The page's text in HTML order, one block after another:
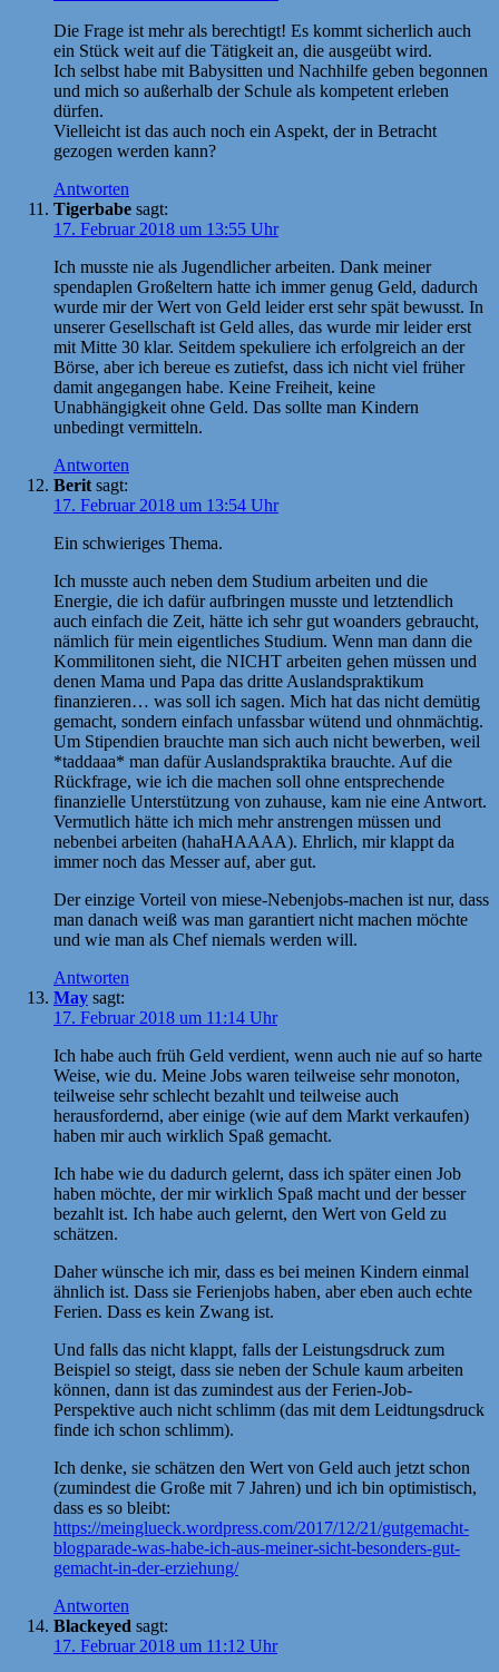
Die Frage ist mehr als berechtigt! Es kommt sicherlich auch
ein Stück weit auf die Tätigkeit an, die ausgeübt wird.
Ich selbst habe mit Babysitten und Nachhilfe geben begonnen
und mich so außerhalb der Schule als kompetent erleben
dürfen.
Vielleicht ist das auch noch ein Aspekt, der in Betracht
gezogen werden kann?
Antworten
Tigerbabe sagt:
17. Februar 2018 um 13:55 Uhr
Ich musste nie als Jugendlicher arbeiten. Dank meiner
spendaplen Großeltern hatte ich immer genug Geld, dadurch
wurde mir der Wert von Geld leider erst sehr spät bewusst. In
unserer Gesellschaft ist Geld alles, das wurde mir leider erst
mit Mitte 30 klar. Seitdem spekuliere ich erfolgreich an der
Börse, aber ich bereue es zutiefst, dass ich nicht viel früher
damit angegangen habe. Keine Freiheit, keine
Unabhängigkeit ohne Geld. Das sollte man Kindern
unbedingt vermitteln.
Antworten
Berit sagt:
17. Februar 2018 um 13:54 Uhr
Ein schwieriges Thema.
Ich musste auch neben dem Studium arbeiten und die
Energie, die ich dafür aufbringen musste und letztendlich
auch einfach die Zeit, hätte ich sehr gut woanders gebraucht,
nämlich für mein eigentliches Studium. Wenn man dann die
Kommilitonen sieht, die NICHT arbeiten gehen müssen und
denen Mama und Papa das dritte Auslandspraktikum
finanzieren… was soll ich sagen. Mich hat das nicht demütig
gemacht, sondern einfach unfassbar wütend und ohnmächtig.
Um Stipendien brauchte man sich auch nicht bewerben, weil
*taddaaa* man dafür Auslandspraktika brauchte. Auf die
Rückfrage, wie ich die machen soll ohne entsprechende
finanzielle Unterstützung von zuhause, kam nie eine Antwort.
Vermutlich hätte ich mich mehr anstrengen müssen und
nebenbei arbeiten (hahaHAAAA). Ehrlich, mir klappt da
immer noch das Messer auf, aber gut.
Der einzige Vorteil von miese-Nebenjobs-machen ist nur, dass
man danach weiß was man garantiert nicht machen möchte
und wie man als Chef niemals werden will.
Antworten
May sagt:
17. Februar 2018 um 11:14 Uhr
Ich habe auch früh Geld verdient, wenn auch nie auf so harte
Weise, wie du. Meine Jobs waren teilweise sehr monoton,
teilweise sehr schlecht bezahlt und teilweise auch
herausfordernd, aber einige (wie auf dem Markt verkaufen)
haben mir auch wirklich Spaß gemacht.
Ich habe wie du dadurch gelernt, dass ich später einen Job
haben möchte, der mir wirklich Spaß macht und der besser
bezahlt ist. Ich habe auch gelernt, den Wert von Geld zu
schätzen.
Daher wünsche ich mir, dass es bei meinen Kindern einmal
ähnlich ist. Dass sie Ferienjobs haben, aber eben auch echte
Ferien. Dass es kein Zwang ist.
Und falls das nicht klappt, falls der Leistungsdruck zum
Beispiel so steigt, dass sie neben der Schule kaum arbeiten
können, dann ist das zumindest aus der Ferien-Job-
Perspektive auch nicht schlimm (das mit dem Leidtungsdruck
finde ich schon schlimm).
Ich denke, sie schätzen den Wert von Geld auch jetzt schon
(zumindest die Große mit 7 Jahren) und ich bin optimistisch,
dass es so bleibt:
https://meinglueck.wordpress.com/2017/12/21/gutgemacht-
blogparade-was-habe-ich-aus-meiner-sicht-besonders-gut-
gemacht-in-der-erziehung/
Antworten
Blackeyed sagt:
17. Februar 2018 um 11:12 Uhr